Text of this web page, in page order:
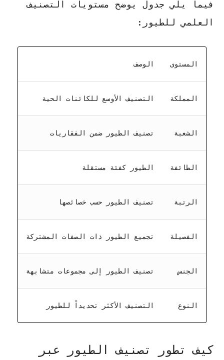
فيما يلي جدول يوضح مستويات التصنيف
العلمي للطيور:
المستوى الوصف
المملكة التصنيف الأوسع للكائنات الحية
الشعبة تصنيف الطيور ضمن الفقاريات
الطائفة الطيور كفئة مستقلة
الرتبة تصنيف الطيور حسب خصائصها
الفصيلة تجميع الطيور ذات الصفات المشتركة
الجنس تصنيف الطيور إلى مجموعات متشابهة
النوع التصنيف الأكثر تحديداً للطيور
كيف تطور تصنيف الطيور عبر